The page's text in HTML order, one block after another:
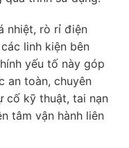
nhiệt, rò rỉ điện
linh kiện bên
yếu tố này góp
an toàn, chuyên
cố kỹ thuật, tai nạn
tâm vận hành liên